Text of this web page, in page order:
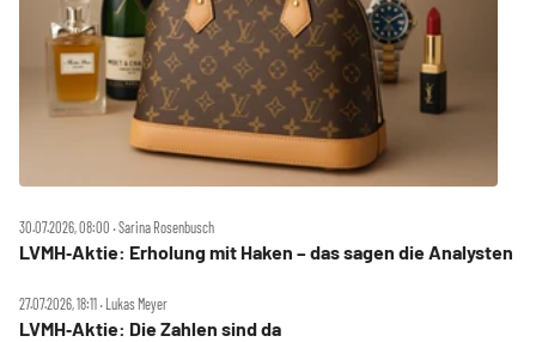
30.07.2026, 08:00 ‧ Sarina Rosenbusch
LVMH‑Aktie: Erholung mit Haken – das sagen die Analysten
27.07.2026, 18:11 ‧ Lukas Meyer
LVMH‑Aktie: Die Zahlen sind da